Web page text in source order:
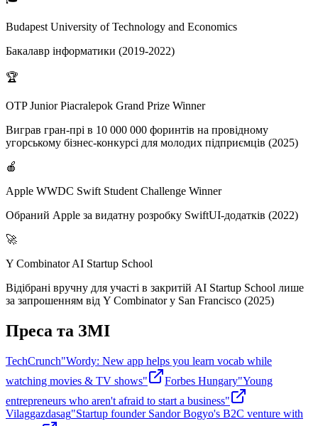
Budapest University of Technology and Economics
Бакалавр інформатики (2019-2022)
🏆
OTP Junior Piacralepok Grand Prize Winner
Виграв гран-прі в 10 000 000 форинтів на провідному
угорському бізнес-конкурсі для молодих підприємців (2025)
🍎
Apple WWDC Swift Student Challenge Winner
Обраний Apple за видатну розробку SwiftUI-додатків (2022)
🚀
Y Combinator AI Startup School
Відібрані вручну для участі в закритій AI Startup School лише
за запрошенням від Y Combinator у San Francisco (2025)
Преса та ЗМІ
TechCrunch"Wordy: New app helps you learn vocab while
watching movies & TV shows"
Forbes Hungary"Young
entrepreneurs who aren't afraid to start a business"
Vilaggazdasag"Startup founder Sandor Bogyo's B2C venture with